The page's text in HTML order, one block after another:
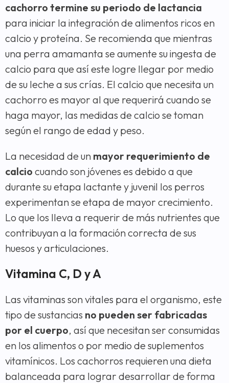
cachorro termine su periodo de lactancia
para iniciar la integración de alimentos ricos en
calcio y proteína. Se recomienda que mientras
una perra amamanta se aumente su ingesta de
calcio para que así este logre llegar por medio
de su leche a sus crías. El calcio que necesita un
cachorro es mayor al que requerirá cuando se
haga mayor, las medidas de calcio se toman
según el rango de edad y peso.
La necesidad de un mayor requerimiento de
calcio cuando son jóvenes es debido a que
durante su etapa lactante y juvenil los perros
experimentan se etapa de mayor crecimiento.
Lo que los lleva a requerir de más nutrientes que
contribuyan a la formación correcta de sus
huesos y articulaciones.
Vitamina C, D y A
Las vitaminas son vitales para el organismo, este
tipo de sustancias no pueden ser fabricadas
por el cuerpo, así que necesitan ser consumidas
en los alimentos o por medio de suplementos
vitamínicos. Los cachorros requieren una dieta
balanceada para lograr desarrollar de forma